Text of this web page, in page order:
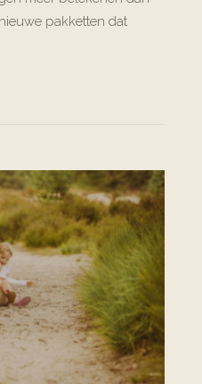
pakketten dat